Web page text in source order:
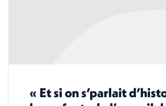
« Et si on s’parlait